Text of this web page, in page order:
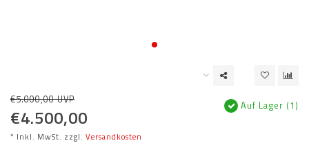
€5.000,00 UVP
€4.500,00
* Inkl. MwSt. zzgl. Versandkosten
Auf Lager (1)